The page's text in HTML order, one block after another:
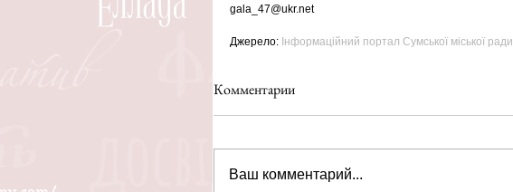
gala_47@ukr.net
Джерело: Інформаційний портал Сумської міської ради
Комментарии
Ваш комментарий...